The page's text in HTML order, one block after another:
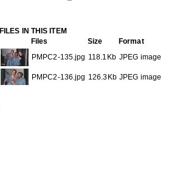
FILES IN THIS ITEM
Files
Size
Format
PMPC2-135.jpg 118.1Kb JPEG image
PMPC2-136.jpg 126.3Kb JPEG image